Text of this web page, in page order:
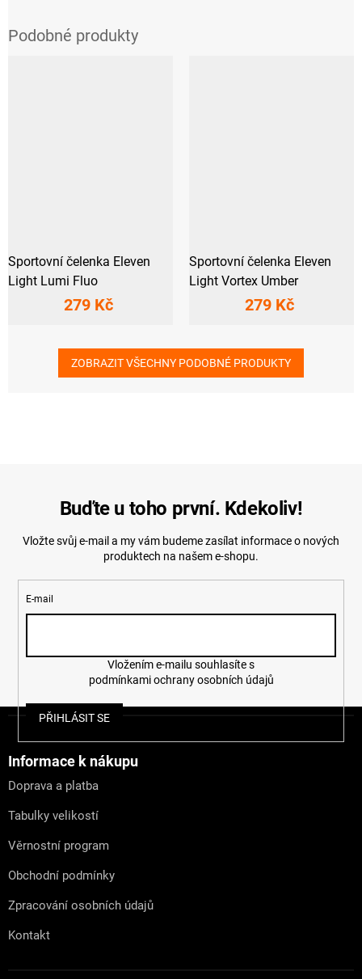
Sportovní čelenka Eleven
Light Lumi Fluo
279 Kč
Sportovní čelenka Eleven
Light Vortex Umber
279 Kč
ZOBRAZIT VŠECHNY PODOBNÉ PRODUKTY
Buďte u toho první. Kdekoliv!
Vložte svůj e-mail a my vám budeme zasílat informace o nových
produktech na našem e-shopu.
E-mail
podmínkami ochrany osobních údajů
PŘIHLÁSIT SE
Informace k nákupu
Doprava a platba
Tabulky velikostí
Věrnostní program
Obchodní podmínky
Zpracování osobních údajů
Kontakt